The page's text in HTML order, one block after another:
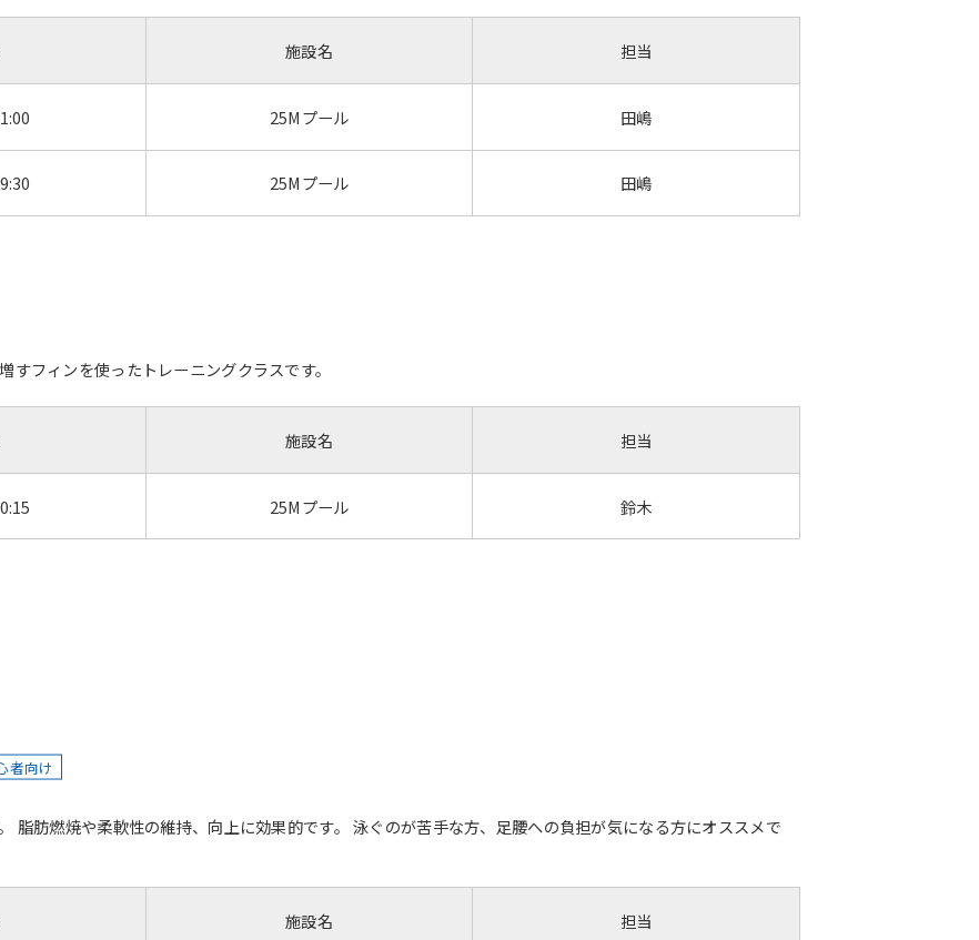
施設名
25Mプール
担当
田嶋
25Mプール 田嶋
フィンを使ったトレーニングクラスです。
施設名
25Mプール
担当
鈴木
者向け
脂肪燃焼や柔軟性の維持、向上に効果的です。 泳ぐのが苦手な方、足腰への負担が気になる方にオススメで
施設名 担当